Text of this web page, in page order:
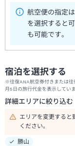
航空便の指定
を選択すると
も可能です。
宿泊を選択する
※往復ANA航空券付きまたは
月5日の旅行代金を表示していま
詳細エリアに絞り込む
エリアを変更すると
ください。
勝山